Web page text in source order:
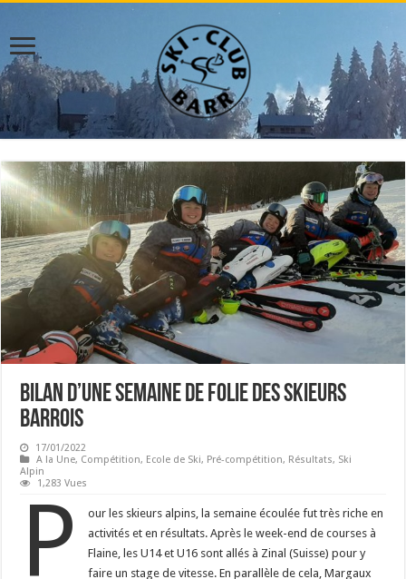
Bilan d’une semaine de folie des skieurs
barrois
17/01/2022
A la Une, Compétition, Ecole de Ski, Pré-compétition, Résultats, Ski
Alpin
1,283 Vues
P
our les skieurs alpins, la semaine écoulée fut très riche en
activités et en résultats. Après le week-end de courses à
Flaine, les U14 et U16 sont allés à Zinal (Suisse) pour y
faire un stage de vitesse. En parallèle de cela, Margaux